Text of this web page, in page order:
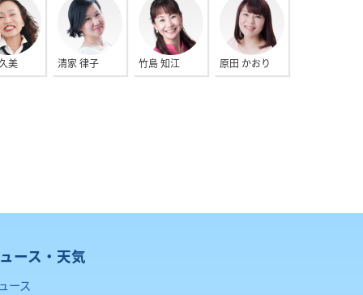
美 清家 律子 竹島 知江 原田 かおり
ース・天気
ース